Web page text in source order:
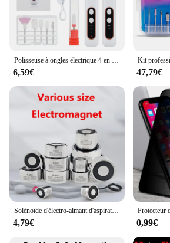
Polisseuse à ongles électrique 4 en 1, forets, coupe-ongles pour Gel acrylique, meulage, polissage, lime de ponçage pour Nail Art, usage domestique
6,59€ 47,79€
Solénoïde d'électro-aimant d'aspiration 0.1kg ~ 200kg, 12V, petite bobine d'électro-aimant électrique de 12 volts
4,79€ 0,99€